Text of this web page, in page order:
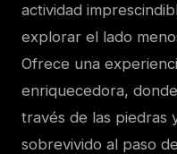
actividad
explorar el lado
Ofrece una
enriquecedora,
través de las piedras
sobrevivido al paso